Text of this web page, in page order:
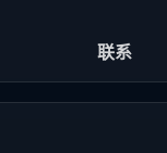
联系